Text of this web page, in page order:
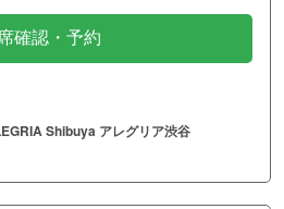
確認・予約
Shibuya アレグリア渋谷